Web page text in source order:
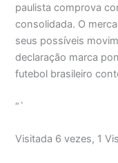
paulista comprova
consolidada. O
seus possíveis
declaração marca
futebol brasileiro
“`
Visitada 6 vezes, 1